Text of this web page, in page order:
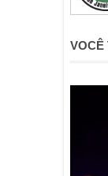
VOCÊ